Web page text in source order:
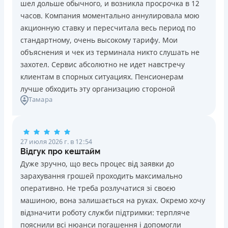
Погашение
В кассах и терминалах отделений
Оплата на расчетный счёт
Онлайн (через сайт или интернет-банкинг)
Через терминалы самообслуживания
Лицензия НБУ
Лицензия НБУ №10
Вся информация о кредите
ПОЛУЧИТЬ ЗАЙМ
Возраст
18 - 70 лет
Преимущества
Сниженная процентная ставка 0,01% в день для
новых клиентов на период от 3 до 30 дней (после
этого стандартная ставка 1%)
Запрашиваются только данные паспорта, ИНН, номер
банковской карты и телефона
проблемной кредитной историей.
Переводятся деньги на банковскую карту сразу после
подписания электронного договора о предоставлении
кредита
Дарятся скидки до -99% постоянным клиентам на
будущие кредиты согласно программе лояльности
Программа лояльности для постоянных клиентов
Круглосуточная поддержка в Viber, Telegram,
шел дольше обычного, и возникла просрочка в 12
часов. Компания моментально аннулировала мою
акционную ставку и пересчитала весь период по
стандартному, очень высокому тарифу. Мои
объяснения и чек из терминала никто слушать не
захотел. Сервис абсолютно не идет навстречу
клиентам в спорных ситуациях. Пенсионерам
лучше обходить эту организацию стороной
Тамара
27 июля 2026 г. в 12:54
Відгук про кештайм
Дуже зручно, що весь процес від заявки до
зарахування грошей проходить максимально
оперативно. Не треба розлучатися зі своєю
машиною, вона залишається на руках. Окремо хочу
відзначити роботу служби підтримки: терпляче
пояснили всі нюанси погашення і допомогли